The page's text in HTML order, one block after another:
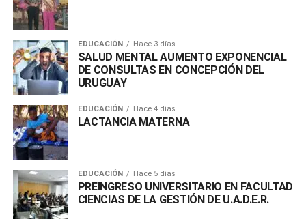
EDUCACIÓN Hace 3 días
SALUD MENTAL AUMENTO EXPONENCIAL
DE CONSULTAS EN CONCEPCIÓN DEL
URUGUAY
EDUCACIÓN Hace 4 días
LACTANCIA MATERNA
EDUCACIÓN Hace 5 días
PREINGRESO UNIVERSITARIO EN FACULTAD
CIENCIAS DE LA GESTIÓN DE U.A.D.E.R.